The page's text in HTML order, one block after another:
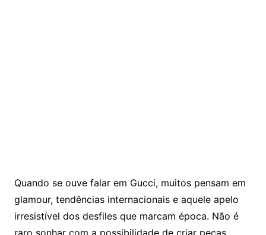
Quando se ouve falar em Gucci, muitos pensam em
glamour, tendências internacionais e aquele apelo
irresistível dos desfiles que marcam época. Não é